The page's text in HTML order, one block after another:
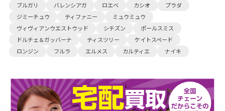
ブルガリ
バレンシアガ ロエベ カシオ
プラダ
ジミーチュウ
ティファニー
ミュウミュウ
ヴィヴィアンウエストウッド
シチズン
ポールスミス
ドルチェ＆ガッバーナ
ティスツリー
ケイトスペード
ロンジン
フルラ エルメス カルティエ ナイキ